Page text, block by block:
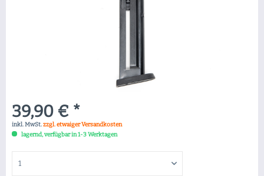
39,90 € *
inkl. MwSt.zzgl. etwaiger Versandkosten
lagernd, verfügbar in 1-3 Werktagen